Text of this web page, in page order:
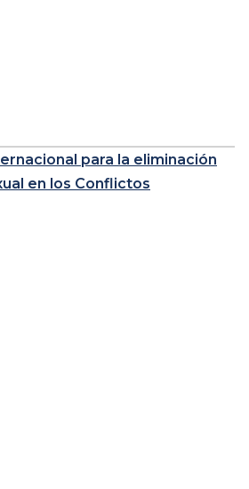
para la eliminación
en los Conflictos